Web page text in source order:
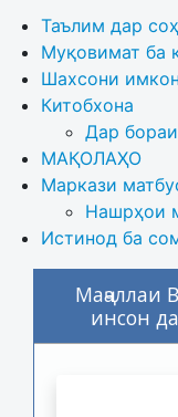
Таълим дар
Муқовимат ба
Шахсони
Китобхона
Дар
МАҚОЛАҲО
Маркази
Нашрҳои
Истинод ба
Маҷаллаи
инсон